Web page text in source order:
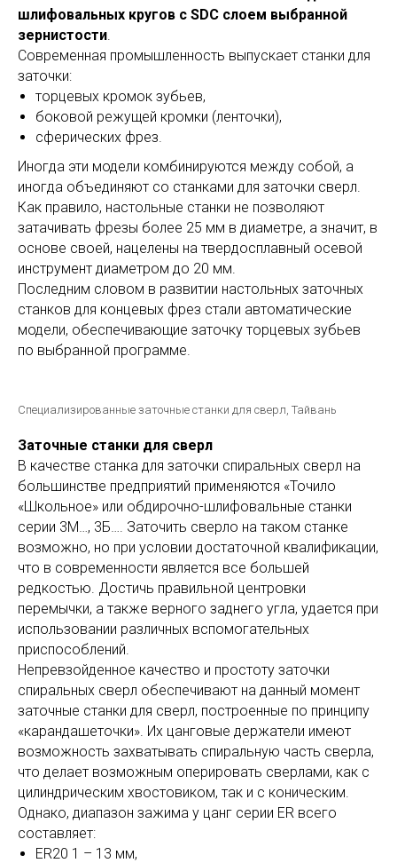
шлифовальных кругов с SDC слоем выбранной
зернистости.
Современная промышленность выпускает станки для
заточки:
торцевых кромок зубьев,
боковой режущей кромки (ленточки),
сферических фрез.
Иногда эти модели комбинируются между собой, а
иногда объединяют со станками для заточки сверл.
Как правило, настольные станки не позволяют
затачивать фрезы более 25 мм в диаметре, а значит, в
основе своей, нацелены на твердосплавный осевой
инструмент диаметром до 20 мм.
Последним словом в развитии настольных заточных
станков для концевых фрез стали автоматические
модели, обеспечивающие заточку торцевых зубьев
по выбранной программе.
Специализированные заточные станки для сверл, Тайвань
Заточные станки для сверл
В качестве станка для заточки спиральных сверл на
большинстве предприятий применяются «Точило
«Школьное» или обдирочно-шлифовальные станки
серии 3М…, 3Б…. Заточить сверло на таком станке
возможно, но при условии достаточной квалификации,
что в современности является все большей
редкостью. Достичь правильной центровки
перемычки, а также верного заднего угла, удается при
использовании различных вспомогательных
приспособлений.
Непревзойденное качество и простоту заточки
спиральных сверл обеспечивают на данный момент
заточные станки для сверл, построенные по принципу
«карандашеточки». Их цанговые держатели имеют
возможность захватывать спиральную часть сверла,
что делает возможным оперировать сверлами, как с
цилиндрическим хвостовиком, так и с коническим.
Однако, диапазон зажима у цанг серии ER всего
составляет:
ER20 1 – 13 мм,